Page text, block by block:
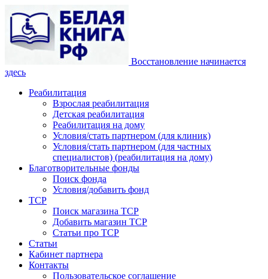
Восстановление начинается
здесь
Реабилитация
Взрослая реабилитация
Детская реабилитация
Реабилитация на дому
Условия/стать партнером (для клиник)
Условия/стать партнером (для частных
специалистов) (реабилитация на дому)
Благотворительные фонды
Поиск фонда
Условия/добавить фонд
ТСР
Поиск магазина ТСР
Добавить магазин ТСР
Статьи про ТСР
Статьи
Кабинет партнера
Контакты
Пользовательское соглашение